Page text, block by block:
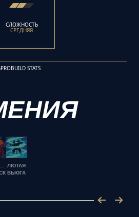
СЛОЖНОСТЬ
СРЕДНЯЯ
PROBUILD STATS
ЛЮТАЯ
ВЬЮГА